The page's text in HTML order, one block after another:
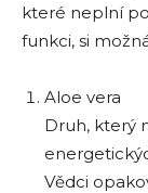
které neplní
funkci, si
Aloe vera
Druh, který
Vědci